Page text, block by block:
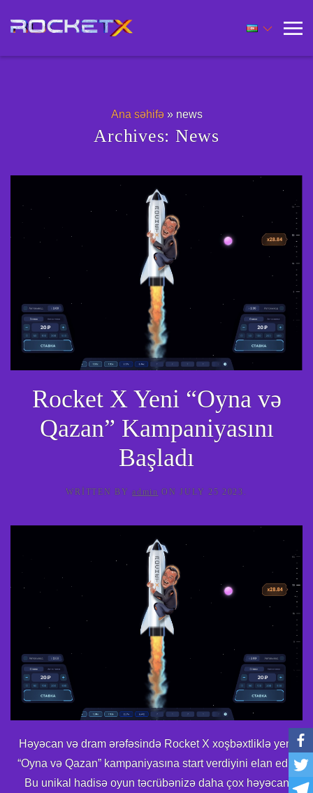
Ana səhifə» news
Archives: News
Rocket X Yeni “Oyna və
Qazan” Kampaniyasını
Başladı
WRITTEN BYadmin ONJULY 25 2023
Həyəcan və dram ərəfəsində Rocket X xoşbəxtliklə yeni
“Oyna və Qazan” kampaniyasına start verdiyini elan edir.
Bu unikal hadisə oyun təcrübənizə daha çox həyəcan